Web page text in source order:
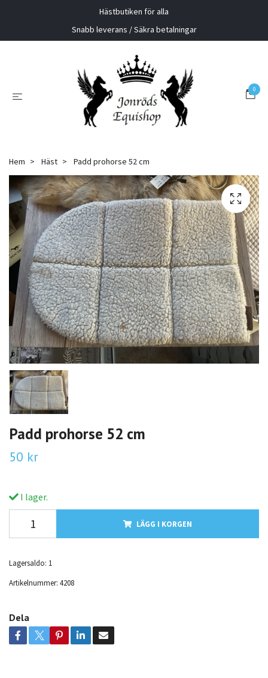
Hästbutiken för alla
Snabb leverans / Säkra betalningar
0
Hem Häst Padd prohorse 52 cm
Padd prohorse 52 cm
50 kr
I lager.
LÄGG I KORGEN
Lagersaldo: 1
Artikelnummer: 4208
Dela